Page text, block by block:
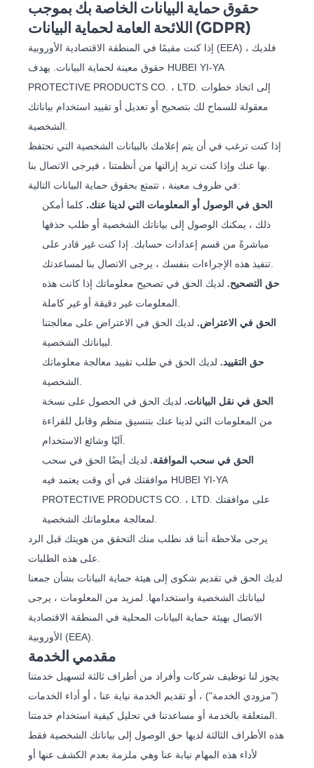
حقوق حماية البيانات الخاصة بك بموجب
اللائحة العامة لحماية البيانات (GDPR)
إذا كنت مقيمًا في المنطقة الاقتصادية الأوروبية (EEA) ، فلديك
حقوق معينة لحماية البيانات. يهدف HUBEI YI-YA
PROTECTIVE PRODUCTS CO. ، LTD. إلى اتخاذ خطوات
معقولة للسماح لك بتصحيح أو تعديل أو تقييد استخدام بياناتك
الشخصية.
إذا كنت ترغب في أن يتم إعلامك بالبيانات الشخصية التي نحتفظ
بها عنك وإذا كنت تريد إزالتها من أنظمتنا ، فيرجى الاتصال بنا.
في ظروف معينة ، تتمتع بحقوق حماية البيانات التالية:
الحق في الوصول أو المعلومات التي لدينا عنك. كلما أمكن
ذلك ، يمكنك الوصول إلى بياناتك الشخصية أو طلب حذفها
مباشرةً من قسم إعدادات حسابك. إذا كنت غير قادر على
تنفيذ هذه الإجراءات بنفسك ، يرجى الاتصال بنا لمساعدتك.
حق التصحيح. لديك الحق في تصحيح معلوماتك إذا كانت هذه
المعلومات غير دقيقة أو غير كاملة.
الحق في الاعتراض. لديك الحق في الاعتراض على معالجتنا
لبياناتك الشخصية.
حق التقييد. لديك الحق في طلب تقييد معالجة معلوماتك
الشخصية.
الحق في نقل البيانات. لديك الحق في الحصول على نسخة
من المعلومات التي لدينا عنك بتنسيق منظم وقابل للقراءة
آليًا وشائع الاستخدام.
الحق في سحب الموافقة. لديك أيضًا الحق في سحب
موافقتك في أي وقت يعتمد فيه HUBEI YI-YA
PROTECTIVE PRODUCTS CO. ، LTD. على موافقتك
لمعالجة معلوماتك الشخصية.
يرجى ملاحظة أننا قد نطلب منك التحقق من هويتك قبل الرد
على هذه الطلبات.
لديك الحق في تقديم شكوى إلى هيئة حماية البيانات بشأن جمعنا
لبياناتك الشخصية واستخدامها. لمزيد من المعلومات ، يرجى
الاتصال بهيئة حماية البيانات المحلية في المنطقة الاقتصادية
الأوروبية (EEA).
مقدمي الخدمة
يجوز لنا توظيف شركات وأفراد من أطراف ثالثة لتسهيل خدمتنا
("مزودي الخدمة") ، أو تقديم الخدمة نيابة عنا ، أو أداء الخدمات
المتعلقة بالخدمة أو مساعدتنا في تحليل كيفية استخدام خدمتنا.
هذه الأطراف الثالثة لديها حق الوصول إلى بياناتك الشخصية فقط
لأداء هذه المهام نيابة عنا وهي ملزمة بعدم الكشف عنها أو